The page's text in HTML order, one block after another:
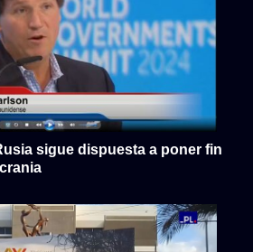
sigue dispuesta a poner fin